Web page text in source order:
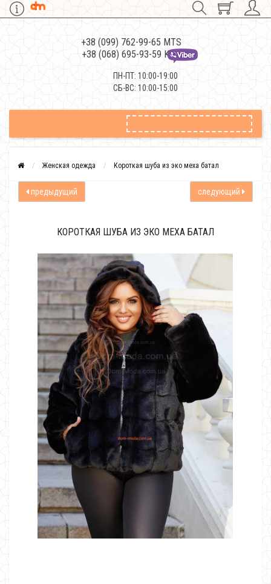
+38 (099) 762-99-65 MTS
+38 (068) 695-93-59 Kievstar
ПН-ПТ: 10:00-19:00
СБ-ВС: 10:00-15:00
Женская одежда Короткая шуба из эко меха батал
предыдущий следующий
КОРОТКАЯ ШУБА ИЗ ЭКО МЕХА БАТАЛ